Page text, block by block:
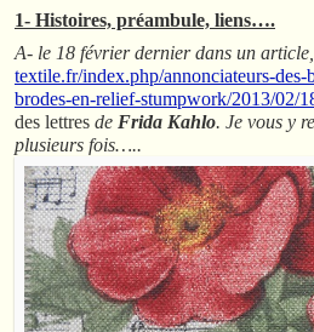
1- Histoires, préambule, liens….
A- le 18 février dernier dans un article,
textile.fr/index.php/annonciateurs-
brodes-en-relief-stumpwork/2013/02/
des lettres de Frida Kahlo. Je vous y
plusieurs fois…..